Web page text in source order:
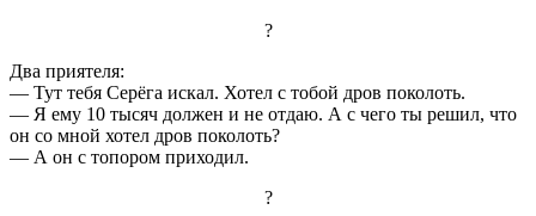
?
Два приятеля:
— Тут тебя Серёга искал. Хотел с тобой дров поколоть.
— Я ему 10 тысяч должен и не отдаю. А с чего ты решил, что
он со мной хотел дров поколоть?
— А он с топором приходил.
?